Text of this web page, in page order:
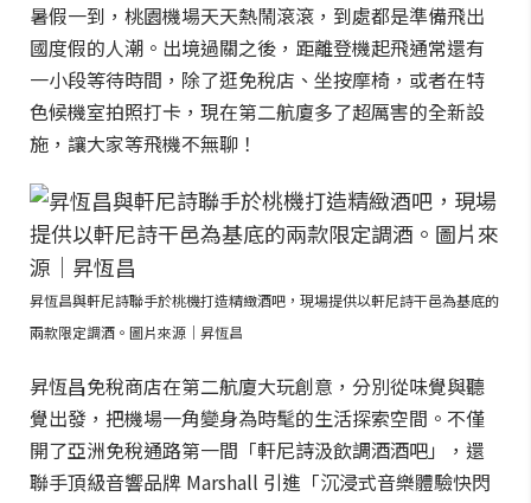
暑假一到，桃園機場天天熱鬧滾滾，到處都是準備飛出
國度假的人潮。出境過關之後，距離登機起飛通常還有
一小段等待時間，除了逛免稅店、坐按摩椅，或者在特
色候機室拍照打卡，現在第二航廈多了超厲害的全新設
施，讓大家等飛機不無聊！
昇恆昌與軒尼詩聯手於桃機打造精緻酒吧，現場提供以軒尼詩干邑為基底的
兩款限定調酒。圖片來源｜昇恆昌
昇恆昌免稅商店在第二航廈大玩創意，分別從味覺與聽
覺出發，把機場一角變身為時髦的生活探索空間。不僅
開了亞洲免稅通路第一間「軒尼詩汲飲調酒酒吧」，還
聯手頂級音響品牌 Marshall 引進「沉浸式音樂體驗快閃